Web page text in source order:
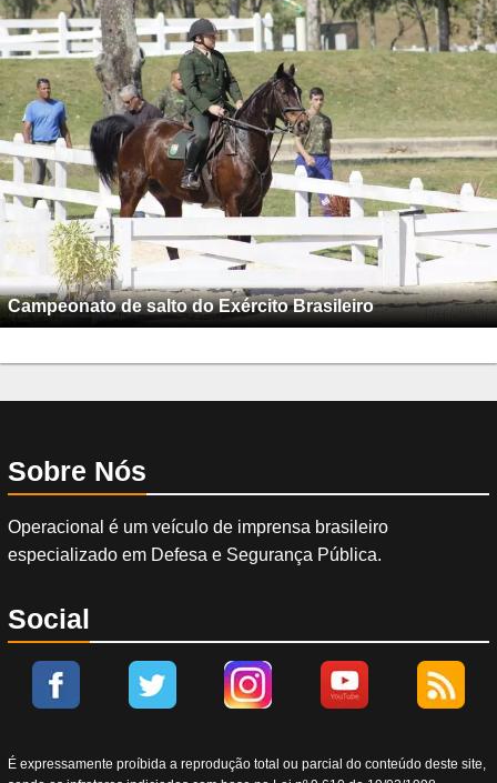
Campeonato de salto do Exército Brasileiro
Sobre Nós
Operacional é um veículo de imprensa brasileiro
especializado em Defesa e Segurança Pública.
Social
É expressamente proíbida a reprodução total ou parcial do conteúdo deste site,